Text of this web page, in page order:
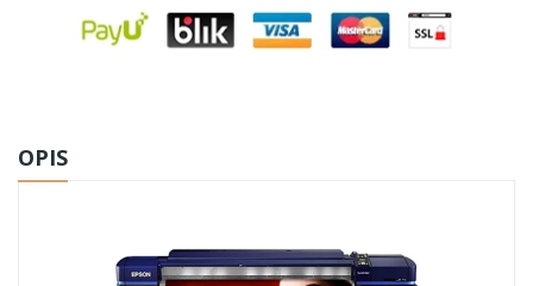
OPIS